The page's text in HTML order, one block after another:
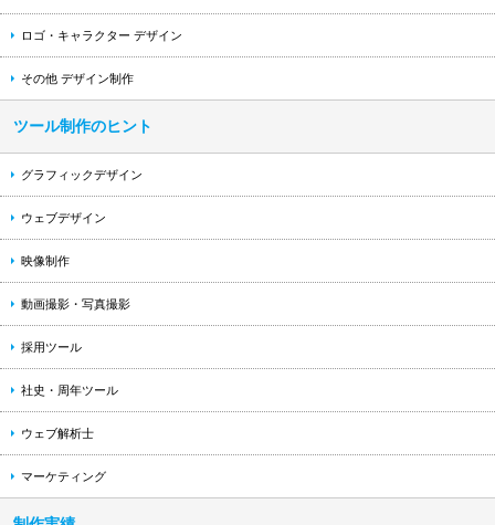
ロゴ・キャラクター デザイン
その他 デザイン制作
ツール制作のヒント
グラフィックデザイン
ウェブデザイン
映像制作
動画撮影・写真撮影
採用ツール
社史・周年ツール
ウェブ解析士
マーケティング